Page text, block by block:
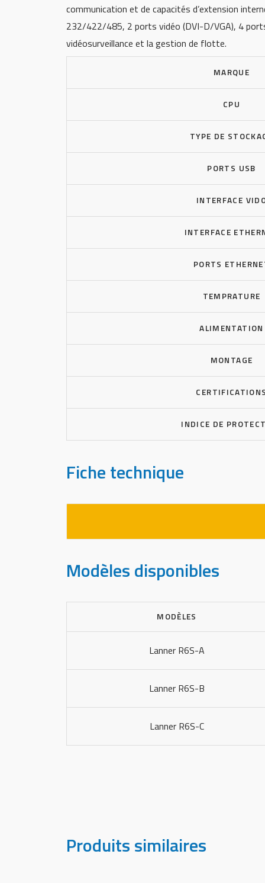
communication et de capacités d’extension
232/422/485, 2 ports vidéo (DVI-D/VGA), 4
vidéosurveillance et la gestion de flotte.
MARQUE
CPU
TYPE DE
PORTS USB
INTERFACE
INTERFACE
PORTS
TEMPRATURE
ALIMENTATION
MONTAGE
CERTIFICATIONS
INDICE DE
Fiche technique
Modèles disponibles
MODÈLES
Lanner R6S-A
Lanner R6S-B
Lanner R6S-C
Produits similaires